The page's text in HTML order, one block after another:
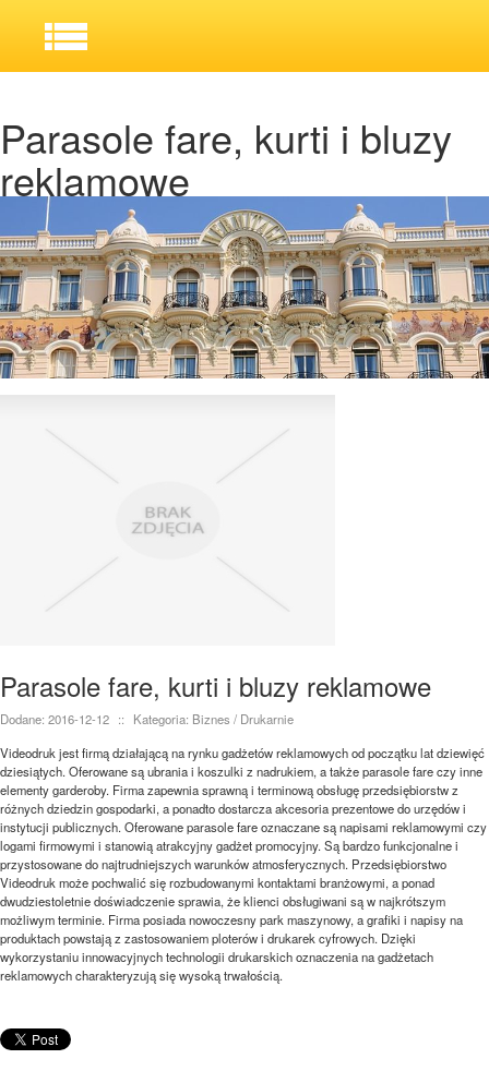
Parasole fare, kurti i bluzy
reklamowe
Parasole fare, kurti i bluzy reklamowe
Dodane: 2016-12-12 ::
Kategoria: Biznes / Drukarnie
Videodruk jest firmą działającą na rynku gadżetów reklamowych od początku lat dziewięć
dziesiątych. Oferowane są ubrania i koszulki z nadrukiem, a także parasole fare czy inne
elementy garderoby. Firma zapewnia sprawną i terminową obsługę przedsiębiorstw z
różnych dziedzin gospodarki, a ponadto dostarcza akcesoria prezentowe do urzędów i
instytucji publicznych. Oferowane parasole fare oznaczane są napisami reklamowymi czy
logami firmowymi i stanowią atrakcyjny gadżet promocyjny. Są bardzo funkcjonalne i
przystosowane do najtrudniejszych warunków atmosferycznych. Przedsiębiorstwo
Videodruk może pochwalić się rozbudowanymi kontaktami branżowymi, a ponad
dwudziestoletnie doświadczenie sprawia, że klienci obsługiwani są w najkrótszym
możliwym terminie. Firma posiada nowoczesny park maszynowy, a grafiki i napisy na
produktach powstają z zastosowaniem ploterów i drukarek cyfrowych. Dzięki
wykorzystaniu innowacyjnych technologii drukarskich oznaczenia na gadżetach
reklamowych charakteryzują się wysoką trwałością.